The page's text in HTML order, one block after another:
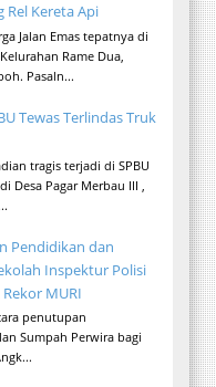
Rel Kereta Api
Jalan Emas tepatnya di
Rame Dua,
Pasaln...
Tewas Terlindas Truk
tragis terjadi di SPBU
Desa Pagar Merbau III ,
Pendidikan dan
Inspektur Polisi
MURI
penutupan
Sumpah Perwira bagi